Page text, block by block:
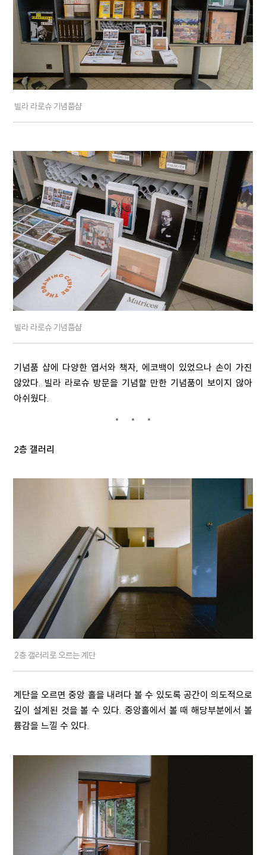
빌라 라로슈 기념품샵
빌라 라로슈 기념품샵
기념품 샵에 다양한 엽서와 책자, 에코백이 있었으나 손이 가진
않았다. 빌라 라로슈 방문을 기념할 만한 기념품이 보이지 않아
아쉬웠다.
2층 갤러리
2층 갤러리로 오르는 계단
계단을 오르면 중앙 홀을 내려다 볼 수 있도록 공간이 의도적으로
깊이 설계된 것을 볼 수 있다. 중앙홀에서 볼 때 해당부분에서 볼
륨감을 느낄 수 있다.